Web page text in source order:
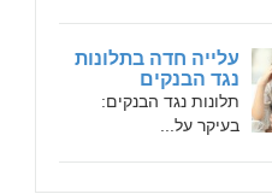
עלייה חדה בתלונות
נגד הבנקים
תלונות נגד הבנקים:
בעיקר על...